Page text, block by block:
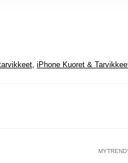
, iPhone Kuoret &